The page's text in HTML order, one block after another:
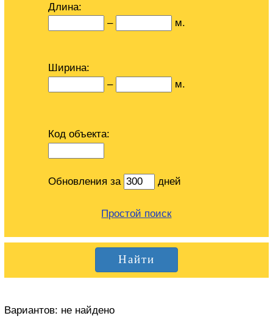
Длина:
–
м.
Ширина:
–
м.
Код объекта:
Обновления за дней
Простой поиск
Вариантов: не найдено